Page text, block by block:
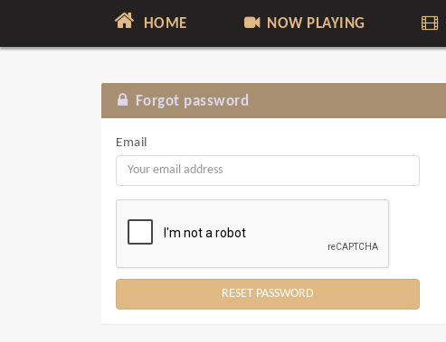
HOME NOW PLAYING
Forgot password
Email